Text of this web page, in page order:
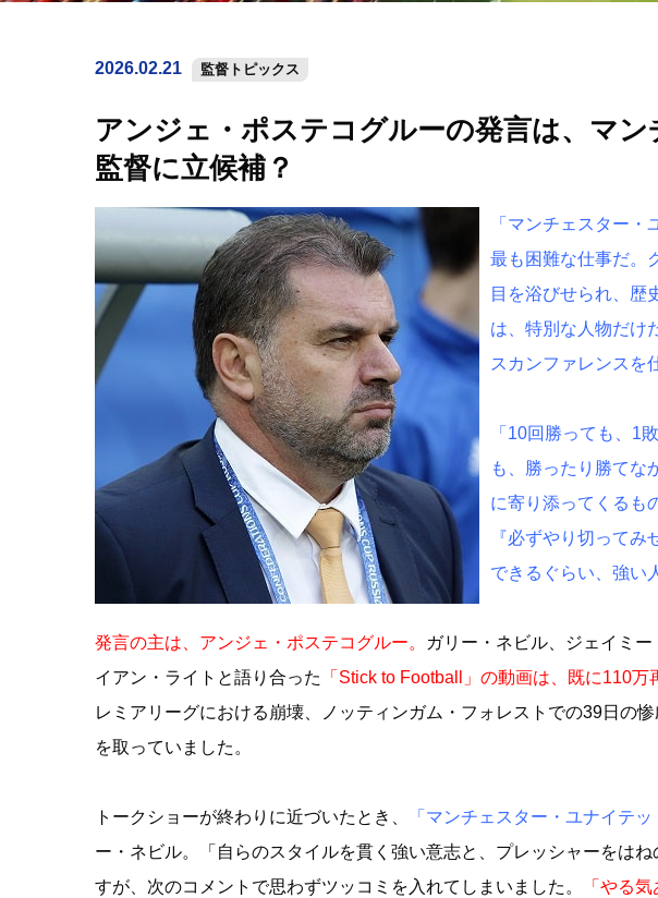
2026.02.21 監督トピックス
アンジェ・ポステコグルーの発言は、マ
監督に立候補？
「マンチェスター
最も困難な仕事だ。
目を浴びせられ、歴
は、特別な人物だけ
スカンファレンスを
「10回勝っても、1
も、勝ったり勝てな
に寄り添ってくるも
『必ずやり切って
できるぐらい、強い
発言の主は、アンジェ・ポステコグルー。
ガリー・ネビル、ジェイミ
イアン・ライトと語り合った
「Stick to Football」の動画は、既に110万
レミアリーグにおける崩壊、ノッティンガム・フォレストでの39日の
を取っていました。
トークショーが終わりに近づいたとき、 「マンチェスター・ユナイテ
ー・ネビル。「自らのスタイルを貫く強い意志と、プレッシャーをは
すが、次のコメントで思わずツッコミを入れてしまいました。
「やる